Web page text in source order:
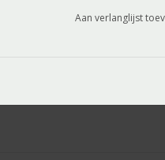
Aan verlanglijst